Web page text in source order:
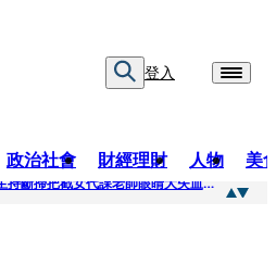
登入
政治社會 財經理財 人物 美
一句「請回去坐好」 特教生持斷掃把戳女代課老師眼睛大失血近失明